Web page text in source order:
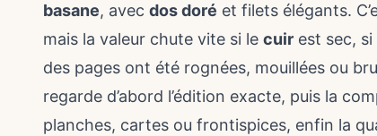
basane, avec dos doré et filets élégants.
mais la valeur chute vite si le cuir est sec,
des pages ont été rognées, mouillées ou
regarde d’abord l’édition exacte, puis la
planches, cartes ou frontispices, enfin la